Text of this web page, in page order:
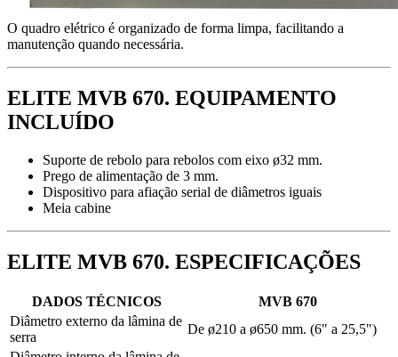
O quadro elétrico é organizado de forma limpa, facilitando a
manutenção quando necessária.
ELITE MVB 670. EQUIPAMENTO
INCLUÍDO
Suporte de rebolo para rebolos com eixo ø32 mm.
Prego de alimentação de 3 mm.
Dispositivo para afiação serial de diâmetros iguais
Meia cabine
ELITE MVB 670. ESPECIFICAÇÕES
DADOS TÉCNICOS
MVB 670
Diâmetro externo da lâmina de
serra
De ø210 a ø650 mm. (6" a 25,5")